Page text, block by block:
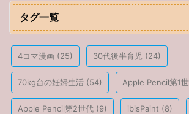
タグ一覧
4コマ漫画 (25) 30代後半育児 (24)
70kg台の妊婦生活 (54) Apple Pencil第1
Apple Pencil第2世代 (9) ibisPaint (8)